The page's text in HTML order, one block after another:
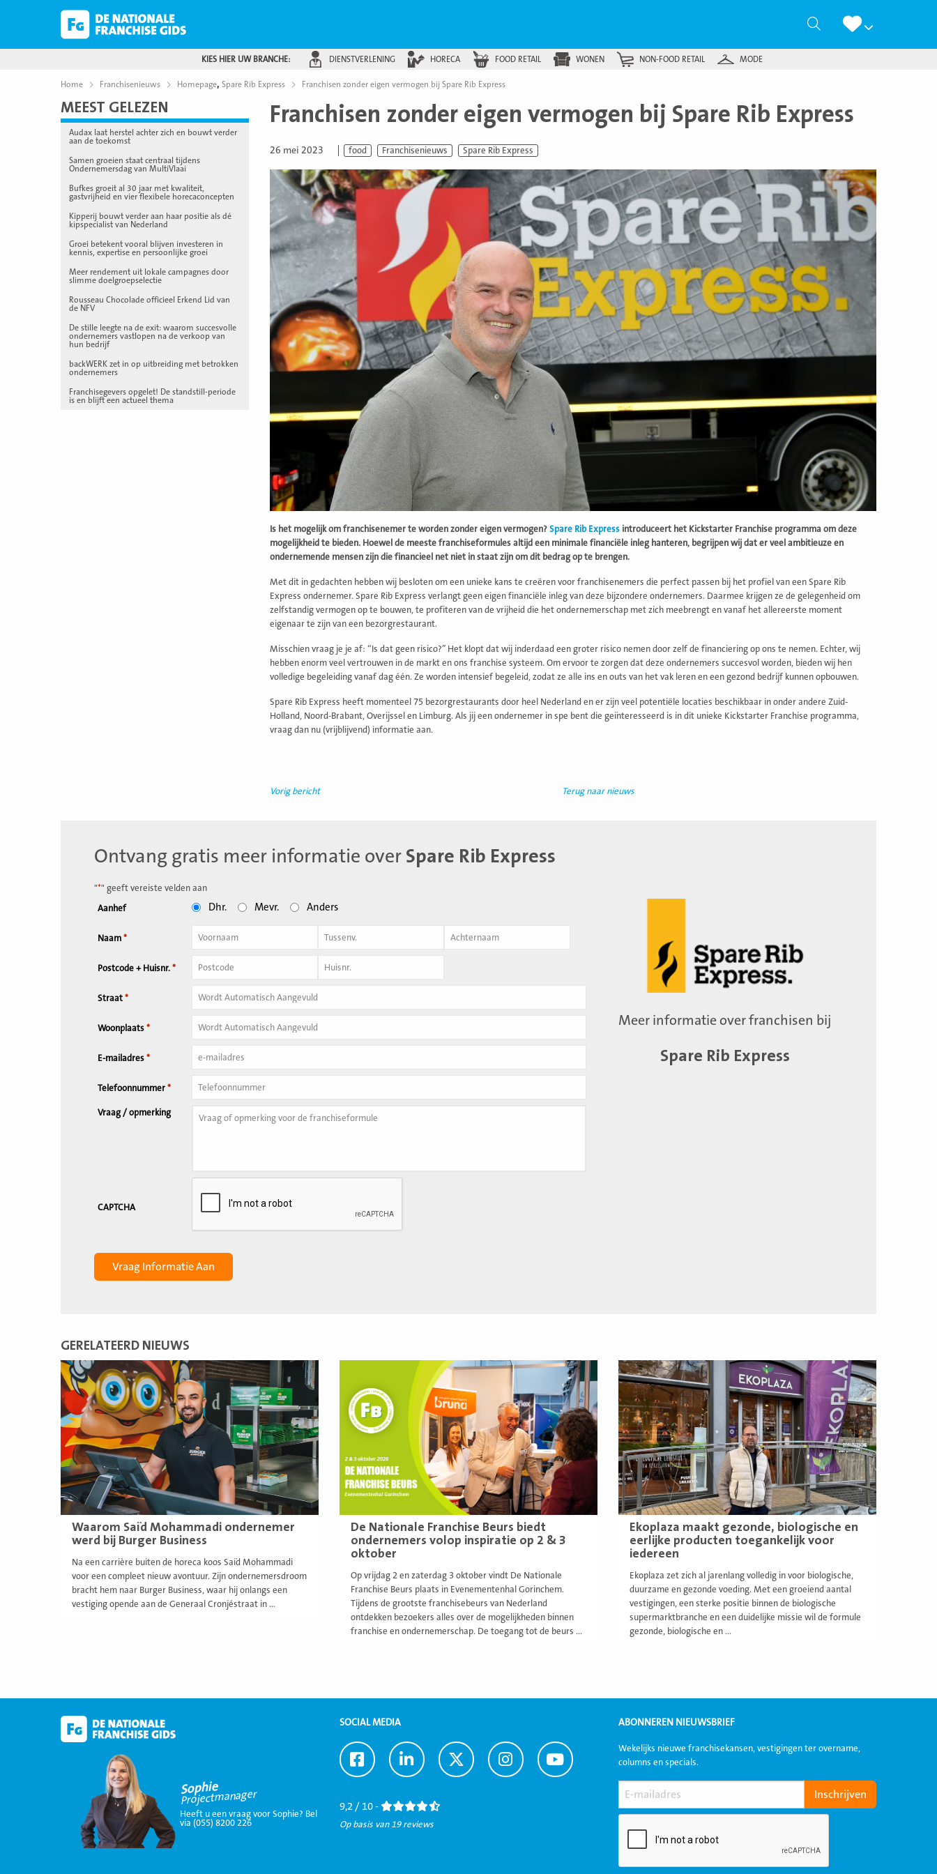
Zoeken
KIES HIER UW BRANCHE: DIENSTVERLENING HORECA FOOD RETAIL WONEN NON-FOOD RETAIL MODE
Home Franchisenieuws Homepage, Spare Rib Express Franchisen zonder eigen vermogen bij Spare Rib Express
MEEST GELEZEN
Audax laat herstel achter zich en bouwt verder
aan de toekomst
Samen groeien staat centraal tijdens
Ondernemersdag van MultiVlaai
Bufkes groeit al 30 jaar met kwaliteit,
gastvrijheid en vier flexibele horecaconcepten
Kipperij bouwt verder aan haar positie als dé
kipspecialist van Nederland
Groei betekent vooral blijven investeren in
kennis, expertise en persoonlijke groei
Meer rendement uit lokale campagnes door
slimme doelgroepselectie
Rousseau Chocolade officieel Erkend Lid van
de NFV
De stille leegte na de exit: waarom succesvolle
ondernemers vastlopen na de verkoop van
hun bedrijf
backWERK zet in op uitbreiding met betrokken
ondernemers
Franchisegevers opgelet! De standstill-periode
is en blijft een actueel thema
Franchisen zonder eigen vermogen bij Spare Rib Express
26 mei 2023 food Franchisenieuws Spare Rib Express
Is het mogelijk om franchisenemer te worden zonder eigen vermogen? Spare Rib Express introduceert het Kickstarter Franchise programma om deze
mogelijkheid te bieden. Hoewel de meeste franchiseformules altijd een minimale financiële inleg hanteren, begrijpen wij dat er veel ambitieuze en
ondernemende mensen zijn die financieel net niet in staat zijn om dit bedrag op te brengen.
Met dit in gedachten hebben wij besloten om een unieke kans te creëren voor franchisenemers die perfect passen bij het profiel van een Spare Rib
Express ondernemer. Spare Rib Express verlangt geen eigen financiële inleg van deze bijzondere ondernemers. Daarmee krijgen ze de gelegenheid om
zelfstandig vermogen op te bouwen, te profiteren van de vrijheid die het ondernemerschap met zich meebrengt en vanaf het allereerste moment
eigenaar te zijn van een bezorgrestaurant.
Misschien vraag je je af: “Is dat geen risico?” Het klopt dat wij inderdaad een groter risico nemen door zelf de financiering op ons te nemen. Echter, wij
hebben enorm veel vertrouwen in de markt en ons franchise systeem. Om ervoor te zorgen dat deze ondernemers succesvol worden, bieden wij hen
volledige begeleiding vanaf dag één. Ze worden intensief begeleid, zodat ze alle ins en outs van het vak leren en een gezond bedrijf kunnen opbouwen.
Spare Rib Express heeft momenteel 75 bezorgrestaurants door heel Nederland en er zijn veel potentiële locaties beschikbaar in onder andere Zuid-
Holland, Noord-Brabant, Overijssel en Limburg. Als jij een ondernemer in spe bent die geïnteresseerd is in dit unieke Kickstarter Franchise programma,
vraag dan nu (vrijblijvend) informatie aan.
Vorig bericht Terug naar nieuws
Ontvang gratis meer informatie over Spare Rib Express
"*" geeft vereiste velden aan
Aanhef Dhr. Mevr. Anders
Naam *
Postcode + Huisnr. *
Straat *
Woonplaats *
E-mailadres *
Telefoonnummer *
Vraag / opmerking
CAPTCHA
Meer informatie over franchisen bij
Spare Rib Express
GERELATEERD NIEUWS
Waarom Saïd Mohammadi ondernemer
werd bij Burger Business
Na een carrière buiten de horeca koos Saïd Mohammadi
voor een compleet nieuw avontuur. Zijn ondernemersdroom
bracht hem naar Burger Business, waar hij onlangs een
vestiging opende aan de Generaal Cronjéstraat in ...
Lees
meer
De Nationale Franchise Beurs biedt
ondernemers volop inspiratie op 2 & 3
oktober
Op vrijdag 2 en zaterdag 3 oktober vindt De Nationale
Franchise Beurs plaats in Evenementenhal Gorinchem.
Tijdens de grootste franchisebeurs van Nederland
ontdekken bezoekers alles over de mogelijkheden binnen
franchise en ondernemerschap. De toegang tot de beurs ...
Ekoplaza maakt gezonde, biologische en
eerlijke producten toegankelijk voor
iedereen
Ekoplaza zet zich al jarenlang volledig in voor biologische,
duurzame en gezonde voeding. Met een groeiend aantal
vestigingen, een sterke positie binnen de biologische
supermarktbranche en een duidelijke missie wil de formule
gezonde, biologische en ...
Lees
meer
Sophie
Projectmanager
Heeft u een vraag voor Sophie? Bel
via (055) 8200 226
SOCIAL MEDIA
Ga
naar
Ga
naar
Ga
naar
Ga
naar
Ga
naar
9,2 / 10 -
Op basis van 19 reviews
ABONNEREN NIEUWSBRIEF
Wekelijks nieuwe franchisekansen, vestigingen ter overname,
columns en specials.